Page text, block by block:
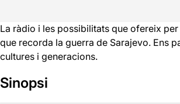
La ràdio i les possibilitats que ofereix
que recorda la guerra de Sarajevo. Ens
cultures i generacions.
Sinopsi